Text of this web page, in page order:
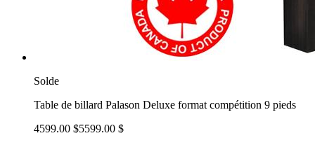
Solde
Table de billard Palason Deluxe format compétition 9 pieds
4599.00 $5599.00 $